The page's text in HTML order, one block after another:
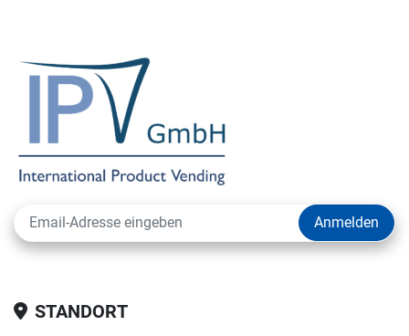
Anmelden
STANDORT